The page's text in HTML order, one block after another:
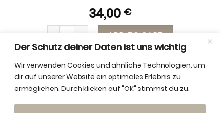
Der Schutz deiner Daten ist uns wichtig
Wir verwenden Cookies und ähnliche Technologien, um
dir auf unserer Website ein optimales Erlebnis zu
ermöglichen. Durch klicken auf "OK" stimmst du zu.
34,00 €
[60920] Boots antik-braun Gr. 39 quantity
ADD TO CART
ADDITIONAL INFORMATION